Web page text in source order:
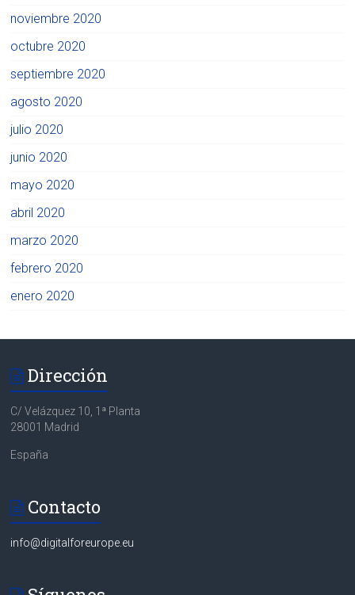
noviembre 2020
octubre 2020
septiembre 2020
agosto 2020
julio 2020
junio 2020
mayo 2020
abril 2020
marzo 2020
febrero 2020
enero 2020
Dirección
C/ Velázquez 10, 1ª Planta
28001 Madrid
España
Contacto
info@digitalforeurope.eu